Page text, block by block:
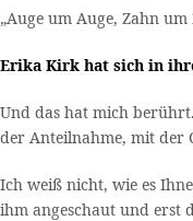
„Auge um Auge, Zahn
Erika Kirk hat sich in
Und das hat mich
der Anteilnahme, mit der
Ich weiß nicht, wie es
ihm angeschaut und erst